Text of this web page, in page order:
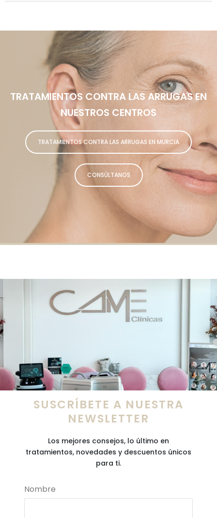
TRATAMIENTOS CONTRA LAS ARRUGAS EN
NUESTROS CENTROS
TRATAMIENTOS CONTRA LAS ARRUGAS EN MURCIA
CONSÚLTANOS
SUSCRÍBETE A NUESTRA
NEWSLETTER
Los mejores consejos, lo último en
tratamientos, novedades y descuentos únicos
para ti.
Nombre